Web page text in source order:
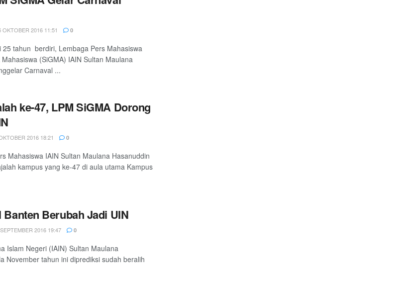
OKTOBER 2016 11:51 0
25 tahun berdiri, Lembaga Pers Mahasiswa
(SiGMA) IAIN Sultan Maulana
Carnaval ...
ke-47, LPM SiGMA Dorong
2016 18:21 0
Mahasiswa IAIN Sultan Maulana Hasanuddin
kampus yang ke-47 di aula utama Kampus
Banten Berubah Jadi UIN
2016 19:47 0
Islam Negeri (IAIN) Sultan Maulana
November tahun ini diprediksi sudah beralih